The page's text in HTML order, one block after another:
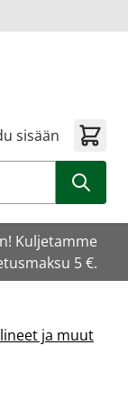
sisään
Kuljetamme
5 €.
ja muut